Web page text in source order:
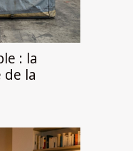
: la
la